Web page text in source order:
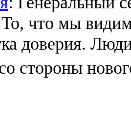
что мы
доверия.
стороны